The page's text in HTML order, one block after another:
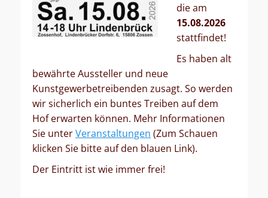
die am
15.08.2026
stattfindet!
Es haben alt
bewährte Aussteller und neue
Kunstgewerbetreibenden zusagt. So werden
wir sicherlich ein buntes Treiben auf dem
Hof erwarten können. Mehr Informationen
Sie unterVeranstaltungen (Zum Schauen
klicken Sie bitte auf den blauen Link).
Der Eintritt ist wie immer frei!